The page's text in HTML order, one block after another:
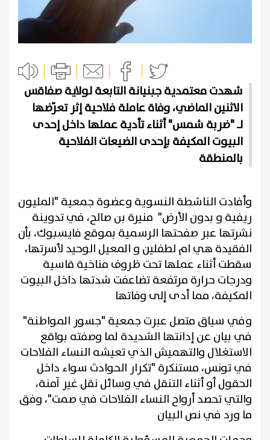
شهدت معتمدية جبنيانة التابعة لولاية صفاقس
الاثنين الماضي، وفاة عاملة فلاحية إثر تعرّضها
لـ "ضربة شمس" أثناء تأدية عملها داخل إحدى
البيوت المكيفة بإحدى الضيعات الفلاحية
بالمنطقة
وأفادت الناشطة النسوية وعضوة جمعية "المليون
ريفية و بدون الأرض" منيرة بن صالح، في تدوينة
نشرتها عبر صفحتها الرسمية بموقع فايسبوك، بأن
الفقيدة هي ام لطفلين و المعيل الوحيد لأسرتها،
سقطت أثناء عملها تحت ظروف مناخية قاسية
ودرجات حرارة مرتفعة تضاعفت شدتها داخل البيوت
المكيفة، مما أدى إلى وفاتها
وفي سياق متصل عبرت جمعية "جسور المواطنة"
في بيان عن إدانتها الشديدة لما وصفته بواقع
الاستغلال والتهميش الذي تعيشه النساء الفلاحات
في تونس، مستنكرة "تكرار الحوادث سواء داخل
الحقول أو أثناء التنقل في وسائل نقل غير آمنة،
والتي تحصد أرواح النساء الفلاحات في صمت"، وفق
ما ورد في نص البيان